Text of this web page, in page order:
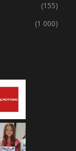
(155)
(1 000)